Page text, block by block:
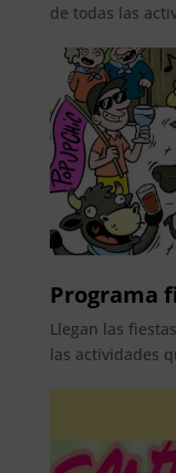
de todas las
Programa
Llegan las
las actividades